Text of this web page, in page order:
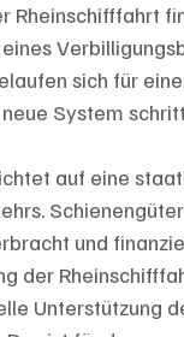
sich für
neue System
auf eine
und
der
Unterstützung